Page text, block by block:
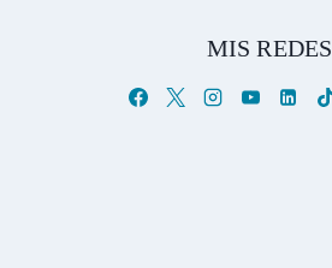
MIS REDES